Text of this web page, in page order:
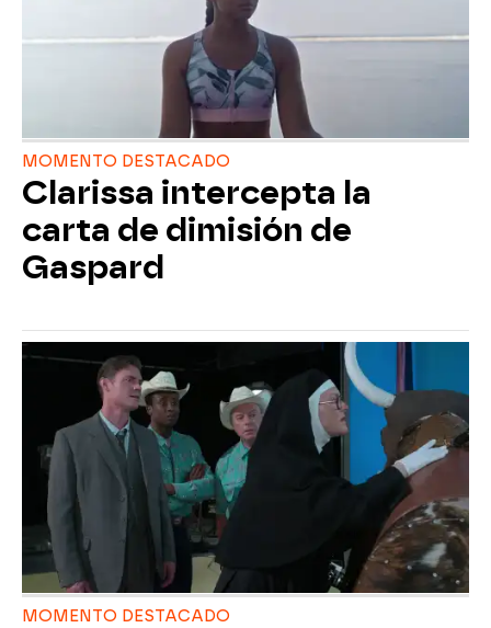
MOMENTO DESTACADO
Clarissa intercepta la
carta de dimisión de
Gaspard
MOMENTO DESTACADO